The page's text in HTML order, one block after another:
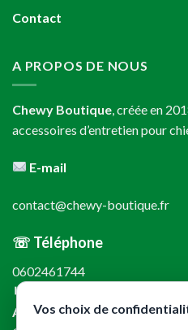
Contact
A PROPOS DE NOUS
Chewy Boutique, créée en
accessoires d’entretien pour
E-mail
contact@chewy-boutique.fr
☏ Téléphone
0602461744
↳
Adresse
Vos choix de